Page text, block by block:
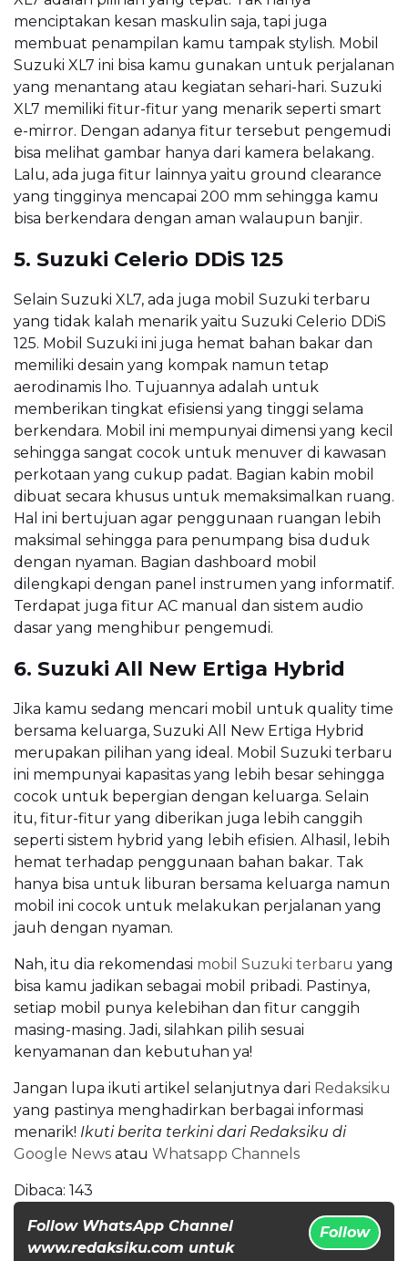
menciptakan kesan maskulin saja, tapi juga
membuat penampilan kamu tampak stylish. Mobil
Suzuki XL7 ini bisa kamu gunakan untuk perjalanan
yang menantang atau kegiatan sehari-hari. Suzuki
XL7 memiliki fitur-fitur yang menarik seperti smart
e-mirror. Dengan adanya fitur tersebut pengemudi
bisa melihat gambar hanya dari kamera belakang.
Lalu, ada juga fitur lainnya yaitu ground clearance
yang tingginya mencapai 200 mm sehingga kamu
bisa berkendara dengan aman walaupun banjir.
5. Suzuki Celerio DDiS 125
Selain Suzuki XL7, ada juga mobil Suzuki terbaru
yang tidak kalah menarik yaitu Suzuki Celerio DDiS
125. Mobil Suzuki ini juga hemat bahan bakar dan
memiliki desain yang kompak namun tetap
aerodinamis lho. Tujuannya adalah untuk
memberikan tingkat efisiensi yang tinggi selama
berkendara. Mobil ini mempunyai dimensi yang kecil
sehingga sangat cocok untuk menuver di kawasan
perkotaan yang cukup padat. Bagian kabin mobil
dibuat secara khusus untuk memaksimalkan ruang.
Hal ini bertujuan agar penggunaan ruangan lebih
maksimal sehingga para penumpang bisa duduk
dengan nyaman. Bagian dashboard mobil
dilengkapi dengan panel instrumen yang informatif.
Terdapat juga fitur AC manual dan sistem audio
dasar yang menghibur pengemudi.
6. Suzuki All New Ertiga Hybrid
Jika kamu sedang mencari mobil untuk quality time
bersama keluarga, Suzuki All New Ertiga Hybrid
merupakan pilihan yang ideal. Mobil Suzuki terbaru
ini mempunyai kapasitas yang lebih besar sehingga
cocok untuk bepergian dengan keluarga. Selain
itu, fitur-fitur yang diberikan juga lebih canggih
seperti sistem hybrid yang lebih efisien. Alhasil, lebih
hemat terhadap penggunaan bahan bakar. Tak
hanya bisa untuk liburan bersama keluarga namun
mobil ini cocok untuk melakukan perjalanan yang
jauh dengan nyaman.
Nah, itu dia rekomendasi mobil Suzuki terbaru yang
bisa kamu jadikan sebagai mobil pribadi. Pastinya,
setiap mobil punya kelebihan dan fitur canggih
masing-masing. Jadi, silahkan pilih sesuai
kenyamanan dan kebutuhan ya!
Jangan lupa ikuti artikel selanjutnya dari Redaksiku
yang pastinya menghadirkan berbagai informasi
menarik! Ikuti berita terkini dari Redaksiku di
Google News atau Whatsapp Channels
Dibaca: 143
Follow WhatsApp Channel
www.redaksiku.com untuk
Follow